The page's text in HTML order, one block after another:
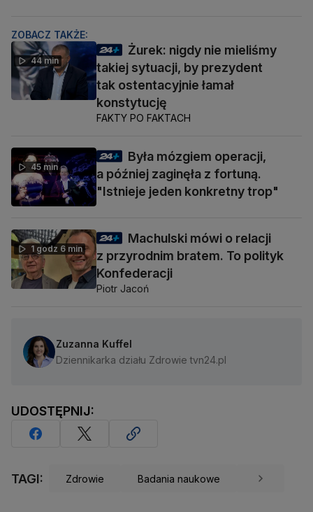
ZOBACZ TAKŻE:
44 min
Żurek: nigdy nie mieliśmy
takiej sytuacji, by prezydent
tak ostentacyjnie łamał
konstytucję
FAKTY PO FAKTACH
45 min
Była mózgiem operacji,
a później zaginęła z fortuną.
"Istnieje jeden konkretny trop"
1 godz 6 min
Machulski mówi o relacji
z przyrodnim bratem. To polityk
Konfederacji
Piotr Jacoń
Zuzanna Kuffel
Dziennikarka działu Zdrowie tvn24.pl
UDOSTĘPNIJ:
TAGI: Zdrowie Badania naukowe